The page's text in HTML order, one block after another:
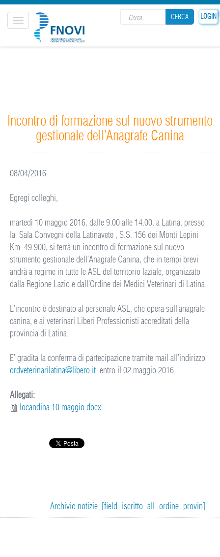
LOGIN
CERCA
Toggle
navigation
Incontro di formazione sul nuovo strumento
gestionale dell’Anagrafe Canina
08/04/2016
Egregi colleghi,
martedì 10 maggio 2016, dalle 9.00 alle 14.00, a Latina, presso
la Sala Convegni della Latinavete , S.S. 156 dei Monti Lepini
Km. 49.900, si terrà un incontro di formazione sul nuovo
strumento gestionale dell’Anagrafe Canina, che in tempi brevi
andrà a regime in tutte le ASL del territorio laziale, organizzato
dalla Regione Lazio e dall’Ordine dei Medici Veterinari di Latina.
L’incontro è destinato al personale ASL, che opera sull’anagrafe
canina, e ai veterinari Liberi Professionisti accreditati della
provincia di Latina.
E’ gradita la conferma di partecipazione tramite mail all’indirizzo
ordveterinarilatina@libero.it entro il 02 maggio 2016.
Allegati:
locandina 10 maggio.docx
Archivio notizie: [field_iscritto_all_ordine_provin]